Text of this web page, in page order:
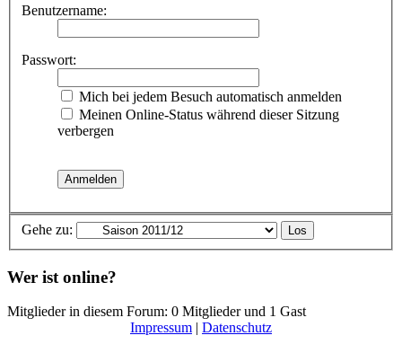
Benutzername:
Passwort:
Mich bei jedem Besuch automatisch anmelden
Meinen Online-Status während dieser Sitzung
verbergen
Gehe zu:
Wer ist online?
Mitglieder in diesem Forum: 0 Mitglieder und 1 Gast
Impressum | Datenschutz